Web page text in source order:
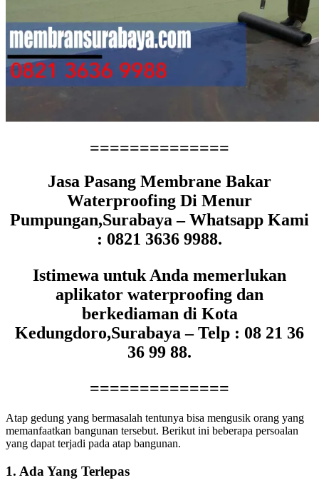
==============
Jasa Pasang Membrane Bakar
Waterproofing Di Menur
Pumpungan,Surabaya – Whatsapp Kami
: 0821 3636 9988.
Istimewa untuk Anda memerlukan
aplikator waterproofing dan
berkediaman di Kota
Kedungdoro,Surabaya – Telp : 08 21 36
36 99 88.
==============
Atap gedung yang bermasalah tentunya bisa mengusik orang yang
memanfaatkan bangunan tersebut. Berikut ini beberapa persoalan
yang dapat terjadi pada atap bangunan.
1. Ada Yang Terlepas